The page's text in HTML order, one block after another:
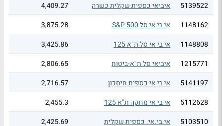
5139522
איביאי כספית שקלית כשרה
4,409.27
1148162
אי בי אי סל S&P 500
3,875.28
1148808
אי בי אי סל ת"א 125
3,425.86
1215771
איביאי סל ת"א-ביטוח
2,806.65
5141197
אי בי אי כספית חיסכון
2,716.57
5112628
אי בי אי מחקה ת"א 125
2,455.3
5103510
אי.בי.אי. כספית שקלית
2,425.69